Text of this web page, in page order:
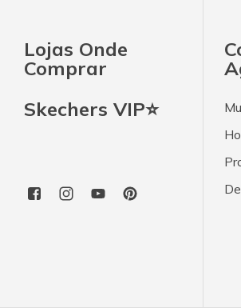
Lojas Onde
Comprar
Skechers VIP⭐